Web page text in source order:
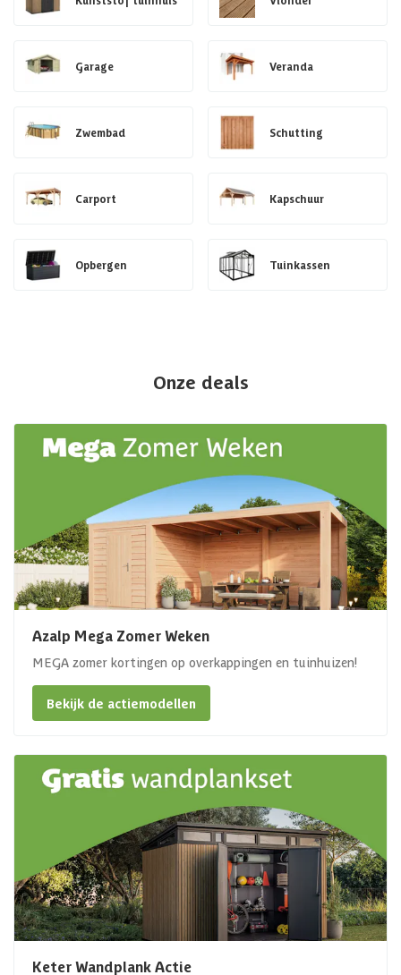
Garage Veranda
Zwembad Schutting
Carport Kapschuur
Opbergen Tuinkassen
Onze deals
Azalp Mega Zomer Weken
MEGA zomer kortingen op overkappingen en tuinhuizen!
Bekijk de actiemodellen
Keter Wandplank Actie